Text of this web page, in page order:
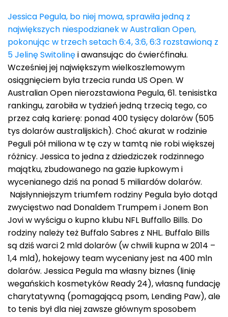
Jessica Pegula, bo niej mowa, sprawiła jedną z
największych niespodzianek w Australian Open,
pokonując w trzech setach 6:4, 3:6, 6:3 rozstawioną z
5 Jelinę Switolinęi awansując do ćwierćfinału.
Wcześniej jej największym wielkoszlemowym
osiągnięciem była trzecia runda US Open. W
Australian Open nierozstawiona Pegula, 61. tenisistka
rankingu, zarobiła w tydzień jedną trzecią tego, co
przez całą karierę: ponad 400 tysięcy dolarów (505
tys dolarów australijskich). Choć akurat w rodzinie
Peguli pół miliona w tę czy w tamtą nie robi większej
różnicy. Jessica to jedna z dziedziczek rodzinnego
majątku, zbudowanego na gazie łupkowym i
wycenianego dziś na ponad 5 miliardów dolarów.
Najsłynniejszym triumfem rodziny Pegula było dotąd
zwycięstwo nad Donaldem Trumpem i Jonem Bon
Jovi w wyścigu o kupno klubu NFL Buffallo Bills. Do
rodziny należy też Buffalo Sabres z NHL. Buffalo Bills
są dziś warci 2 mld dolarów (w chwili kupna w 2014 –
1,4 mld), hokejowy team wyceniany jest na 400 mln
dolarów. Jessica Pegula ma własny biznes (linię
wegańskich kosmetyków Ready 24), własną fundację
charytatywną (pomagającą psom, Lending Paw), ale
to tenis był dla niej zawsze głównym sposobem